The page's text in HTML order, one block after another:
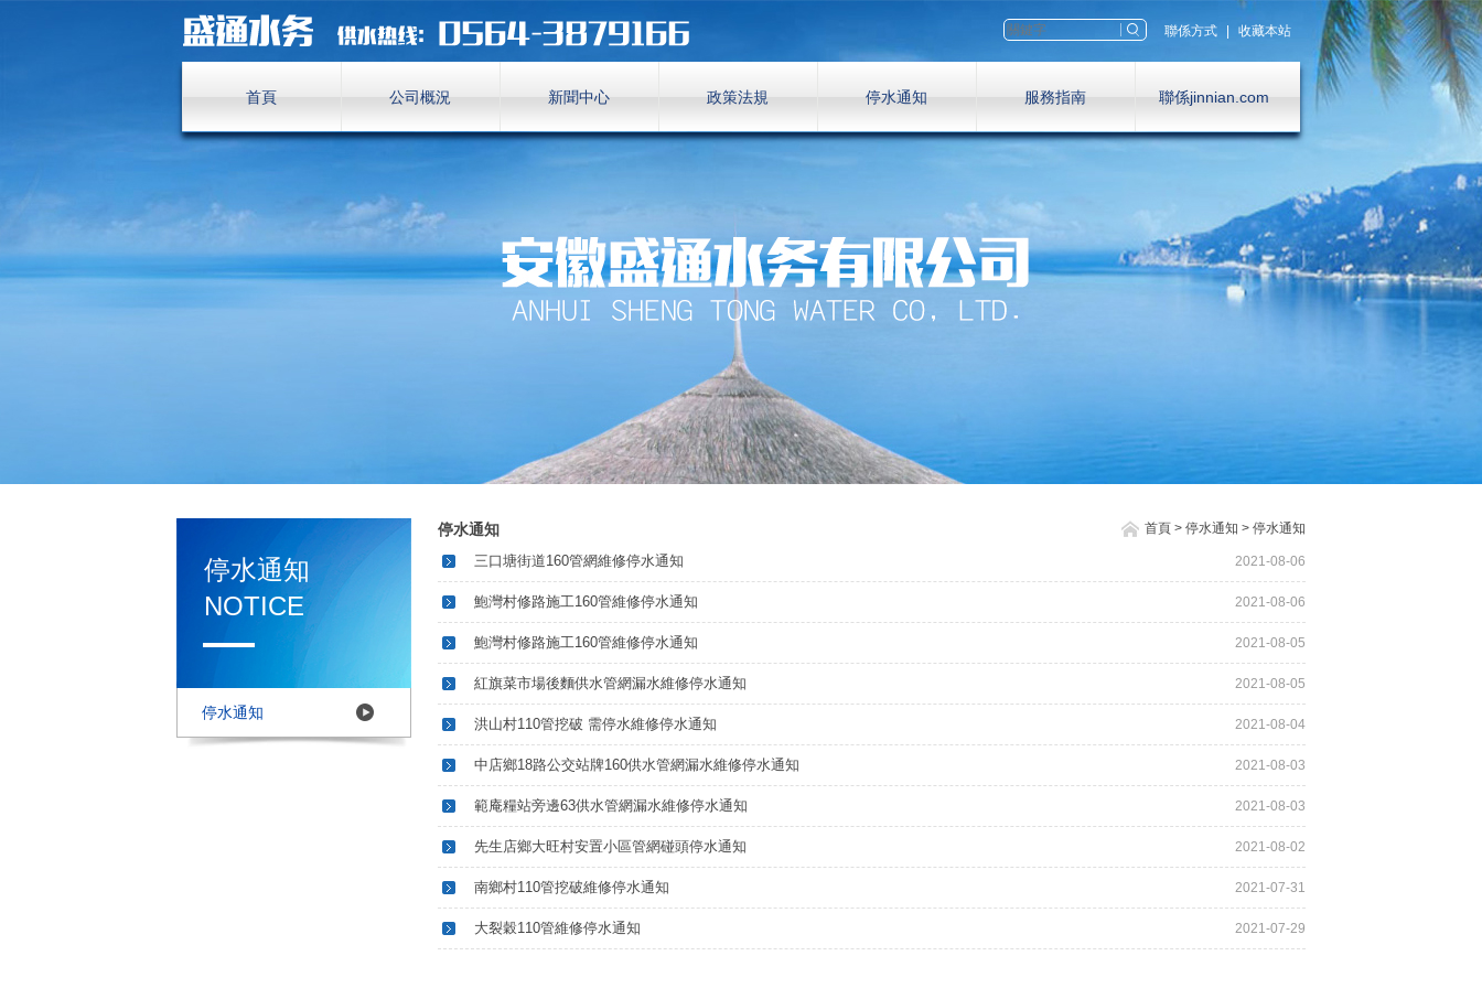
聯係方式 收藏本站
首頁 公司概況 新聞中心 政策法規 停水通知 服務指南 聯係jinnian.com
停水通知
NOTICE
停水通知
首頁 > 停水通知 > 停水通知
停水通知
2021-08-06
三口塘街道160管網維修停水通知
2021-08-06
鮑灣村修路施工160管維修停水通知
2021-08-05
鮑灣村修路施工160管維修停水通知
2021-08-05
紅旗菜市場後麵供水管網漏水維修停水通知
2021-08-04
洪山村110管挖破 需停水維修停水通知
2021-08-03
中店鄉18路公交站牌160供水管網漏水維修停水通知
2021-08-03
範庵糧站旁邊63供水管網漏水維修停水通知
2021-08-02
先生店鄉大旺村安置小區管網碰頭停水通知
2021-07-31
南鄉村110管挖破維修停水通知
2021-07-29
大裂穀110管維修停水通知